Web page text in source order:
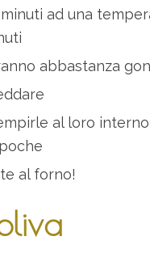
ad una
abbastanza
al loro
al forno!